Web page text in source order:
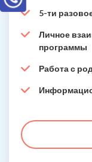
5-ти
Личное
программы
Работа с